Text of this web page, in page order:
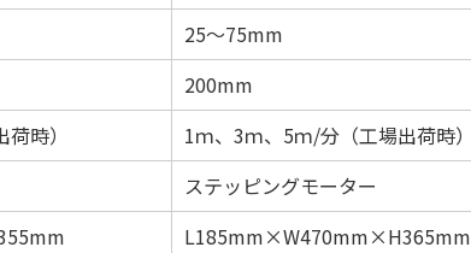
25～75mm
200mm
時）
1ｍ、3ｍ、5ｍ/分（工場出荷時）
ステッピングモーター
L185mm×W470mm×H365mm